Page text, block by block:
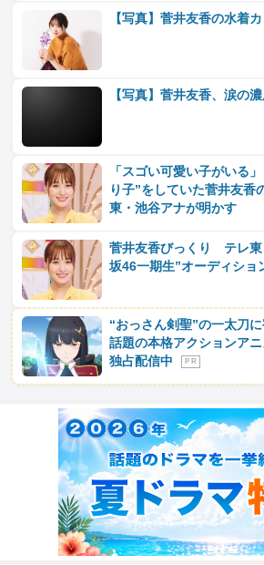
【写真】菅井友香の水着
【写真】菅井友香、涙の
「スゴい可愛い子がいる
り子”をしていた菅井友
東・池谷アナが明かす
菅井友香びっくり テレ東
坂46一期生”オーディショ
“おっさん剣聖”の一太刀
話題の本格アクションア
独占配信中
P R